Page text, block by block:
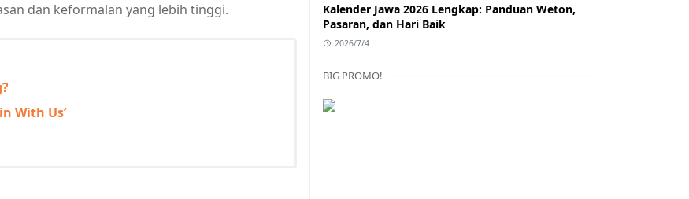
dan keformalan yang lebih tinggi.
With Us’
Kalender Jawa 2026 Lengkap: Panduan Weton,
Pasaran, dan Hari Baik
2026/7/4
BIG PROMO!